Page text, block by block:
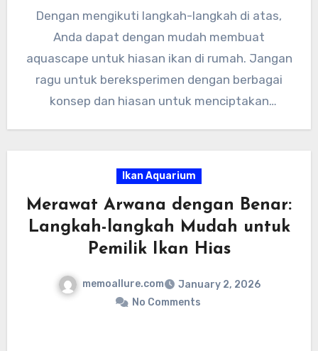
internasional, “Merawat aquascape dengan
baik akan membuatnya tetap indah dan
sehat.”
Dengan mengikuti langkah-langkah di atas,
Anda dapat dengan mudah membuat
aquascape untuk hiasan ikan di rumah. Jangan
ragu untuk bereksperimen dengan berbagai
konsep dan hiasan untuk menciptakan
Ikan Aquarium
Merawat Arwana dengan Benar:
Langkah-langkah Mudah untuk
Pemilik Ikan Hias
memoallure.com
January 2, 2026
No Comments